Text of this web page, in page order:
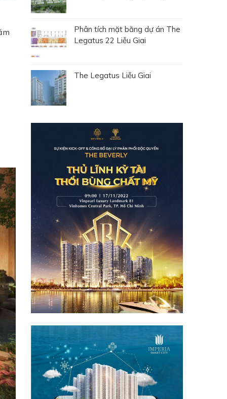
Phân tích mặt bằng dự án The
Legatus 22 Liễu Giai
The Legatus Liễu Giai